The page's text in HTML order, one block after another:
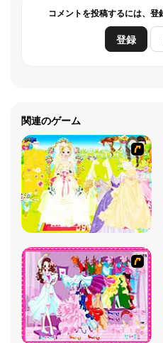
コメントを投稿するには、
登録
関連のゲーム